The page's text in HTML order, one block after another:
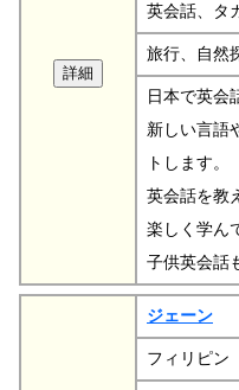
英会話、タ
旅行、自然
日本で英会
新しい言語
トします。
英会話を教
楽しく学ん
子供英会話
ジェーン
フィリピン